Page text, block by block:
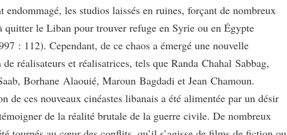
endommagé, les studios laissés en ruines, forçant de nombreux
quitter le Liban pour trouver refuge en Syrie ou en Égypte
: 112). Cependant, de ce chaos a émergé une nouvelle
de réalisateurs et réalisatrices, tels que Randa Chahal Sabbag,
Borhane Alaouié, Maroun Bagdadi et Jean Chamoun.
de ces nouveaux cinéastes libanais a été alimentée par un désir
de la réalité brutale de la guerre civile. De nombreux